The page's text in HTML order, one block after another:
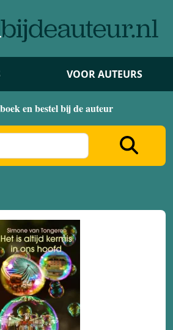
VOOR AUTEURS
en bestel bij de auteur